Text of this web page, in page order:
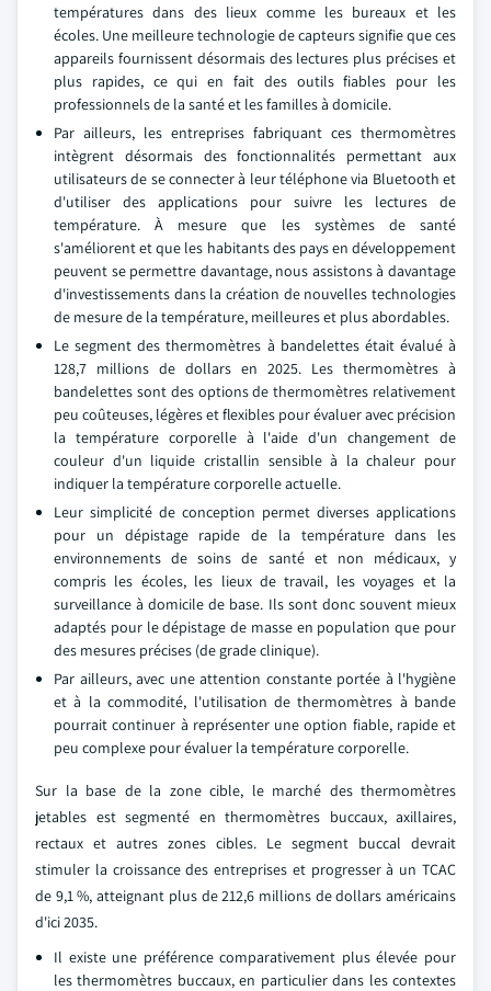
températures dans des lieux comme les bureaux et les
écoles. Une meilleure technologie de capteurs signifie que ces
appareils fournissent désormais des lectures plus précises et
plus rapides, ce qui en fait des outils fiables pour les
professionnels de la santé et les familles à domicile.
Par ailleurs, les entreprises fabriquant ces thermomètres
intègrent désormais des fonctionnalités permettant aux
utilisateurs de se connecter à leur téléphone via Bluetooth et
d'utiliser des applications pour suivre les lectures de
température. À mesure que les systèmes de santé
s'améliorent et que les habitants des pays en développement
peuvent se permettre davantage, nous assistons à davantage
d'investissements dans la création de nouvelles technologies
de mesure de la température, meilleures et plus abordables.
Le segment des thermomètres à bandelettes était évalué à
128,7 millions de dollars en 2025. Les thermomètres à
bandelettes sont des options de thermomètres relativement
peu coûteuses, légères et flexibles pour évaluer avec précision
la température corporelle à l'aide d'un changement de
couleur d'un liquide cristallin sensible à la chaleur pour
indiquer la température corporelle actuelle.
Leur simplicité de conception permet diverses applications
pour un dépistage rapide de la température dans les
environnements de soins de santé et non médicaux, y
compris les écoles, les lieux de travail, les voyages et la
surveillance à domicile de base. Ils sont donc souvent mieux
adaptés pour le dépistage de masse en population que pour
des mesures précises (de grade clinique).
Par ailleurs, avec une attention constante portée à l'hygiène
et à la commodité, l'utilisation de thermomètres à bande
pourrait continuer à représenter une option fiable, rapide et
peu complexe pour évaluer la température corporelle.
Sur la base de la zone cible, le marché des thermomètres
jetables est segmenté en thermomètres buccaux, axillaires,
rectaux et autres zones cibles. Le segment buccal devrait
stimuler la croissance des entreprises et progresser à un TCAC
de 9,1 %, atteignant plus de 212,6 millions de dollars américains
d'ici 2035.
Il existe une préférence comparativement plus élevée pour
les thermomètres buccaux, en particulier dans les contextes